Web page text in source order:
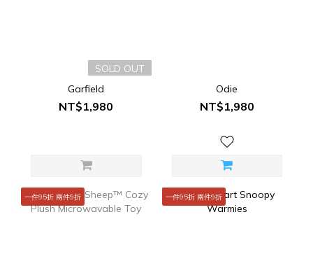
SOLD OUT
Garfield
NT$1,980
Odie
NT$1,980
一件95折 兩件9折 一件95折 兩件9折